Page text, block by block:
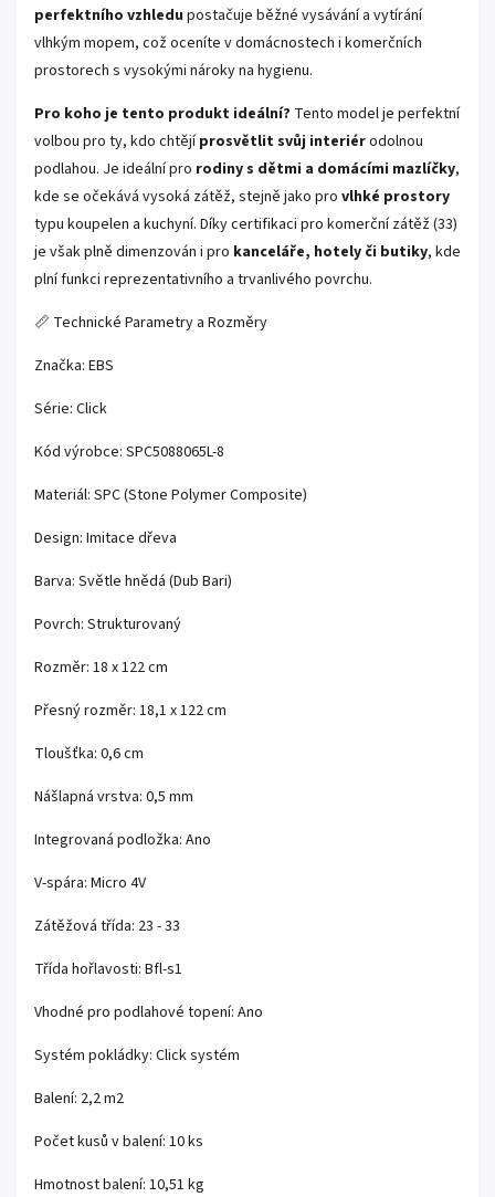
perfektního vzhledu postačuje běžné vysávání a vytírání
vlhkým mopem, což oceníte v domácnostech i komerčních
prostorech s vysokými nároky na hygienu.
Pro koho je tento produkt ideální? Tento model je perfektní
volbou pro ty, kdo chtějíprosvětlit svůj interiérodolnou
podlahou. Je ideální pro rodiny s dětmi a domácími mazlíčky,
kde se očekává vysoká zátěž, stejně jako pro vlhké prostory
typu koupelen a kuchyní. Díky certifikaci pro komerční zátěž (33)
je však plně dimenzován i pro kanceláře, hotely či butiky, kde
plní funkci reprezentativního a trvanlivého povrchu.
📏 Technické Parametry a Rozměry
Značka: EBS
Série: Click
Kód výrobce: SPC5088065L-8
Materiál: SPC (Stone Polymer Composite)
Design: Imitace dřeva
Barva: Světle hnědá (Dub Bari)
Povrch: Strukturovaný
Rozměr: 18 x 122 cm
Přesný rozměr: 18,1 x 122 cm
Tloušťka: 0,6 cm
Nášlapná vrstva: 0,5 mm
Integrovaná podložka: Ano
V-spára: Micro 4V
Zátěžová třída: 23 - 33
Třída hořlavosti: Bfl-s1
Vhodné pro podlahové topení: Ano
Systém pokládky: Click systém
Balení: 2,2 m2
Počet kusů v balení: 10 ks
Hmotnost balení: 10,51 kg